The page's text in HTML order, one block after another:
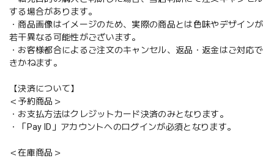
する場合があります。
・商品画像はイメージのため、実際の商品とは色味やデザインが
若干異なる可能性がございます。
・お客様都合によるご注文のキャンセル、返品・返金はご対応で
きかねます。
【決済について】
＜予約商品＞
・お支払方法はクレジットカード決済のみとなります。
・「Pay ID」アカウントへのログインが必須となります。
＜在庫商品＞